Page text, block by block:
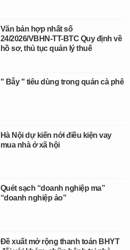
Văn bản hợp nhất số
24/2026/VBHN-TT-BTC Quy định về
hồ sơ, thủ tục quản lý thuế
" Bẫy " tiêu dùng trong quán cà phê
Hà Nội dự kiến nới điều kiện vay
mua nhà ở xã hội
Quét sạch “doanh nghiệp ma”
“doanh nghiệp ảo”
Đề xuất mở rộng thanh toán BHYT